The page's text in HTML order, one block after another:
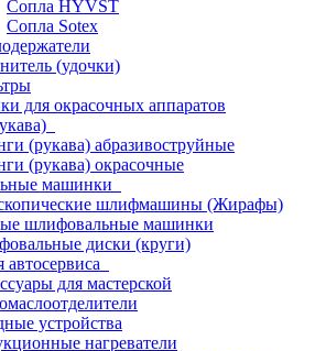
Сопла HYVST
Сопла Sotex
(удочки)
для окрасочных аппаратов
(рукава) абразивоструйные
(рукава) окрасочные
машинки
шлифмашины (Жирафы)
шлифовальные машинки
диски (круги)
для мастерской
устройства
нагреватели